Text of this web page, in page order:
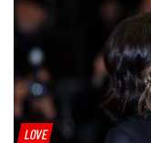
LOVE